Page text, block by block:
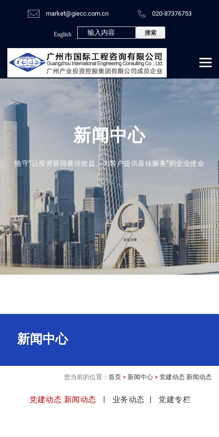
market@giecc.com.cn 020-87376753
English
新闻中心
恪守“让投资获得最佳效益、为客户提供最佳服务”的企业使命
新闻中心
您当前的位置： 首页 > 新闻中心 > 党建动态 新闻动态
党建动态 新闻动态 业务动态 党建专栏